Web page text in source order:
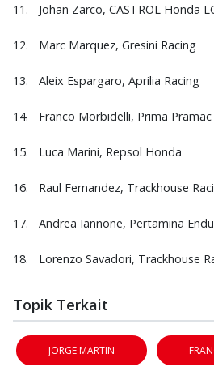
11. Johan Zarco, CASTROL Honda
12. Marc Marquez, Gresini Racing
13. Aleix Espargaro, Aprilia Racing
14. Franco Morbidelli, Prima Pramac
15. Luca Marini, Repsol Honda
16. Raul Fernandez, Trackhouse
17. Andrea Iannone, Pertamina
18. Lorenzo Savadori, Trackhouse
Topik Terkait
JORGE MARTIN